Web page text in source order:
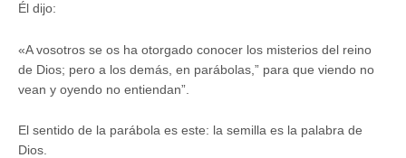
Él dijo:
«A vosotros se os ha otorgado conocer los misterios del reino
de Dios; pero a los demás, en parábolas,” para que viendo no
vean y oyendo no entiendan”.
El sentido de la parábola es este: la semilla es la palabra de
Dios.